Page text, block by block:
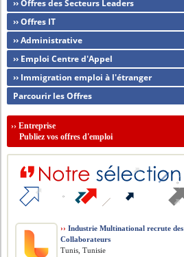
›› Offres des Secteurs Leaders
›› Offres IT
›› Administrative
›› Emploi Centre d'Appel
›› Immigration emploi à l'étranger
Parcourir les Offres
››Entreprise
Publiez vos offres d'emploi
›› Industrie Multinational recrute des
Collaborateurs
Tunis, Tunisie